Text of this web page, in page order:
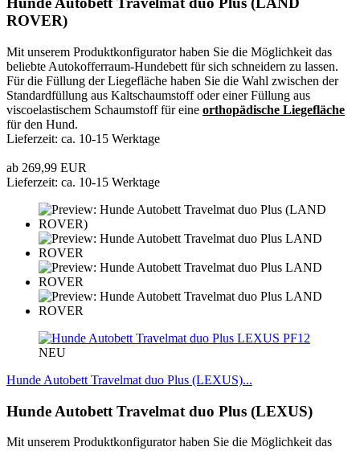
ROVER)
Mit unserem Produktkonfigurator haben Sie die Möglichkeit das
beliebte Autokofferraum-Hundebett für sich schneidern zu lassen.
Für die Füllung der Liegefläche haben Sie die Wahl zwischen der
Standardfüllung aus Kaltschaumstoff oder einer Füllung aus
viscoelastischem Schaumstoff für eine orthopädische Liegefläche
für den Hund.
Lieferzeit: ca. 10-15 Werktage
ab 269,99 EUR
Lieferzeit: ca. 10-15 Werktage
PF12
NEU
Hunde Autobett Travelmat duo Plus (LEXUS)...
Hunde Autobett Travelmat duo Plus (LEXUS)
Mit unserem Produktkonfigurator haben Sie die Möglichkeit das